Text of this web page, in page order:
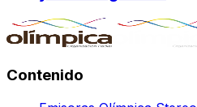
Contenido